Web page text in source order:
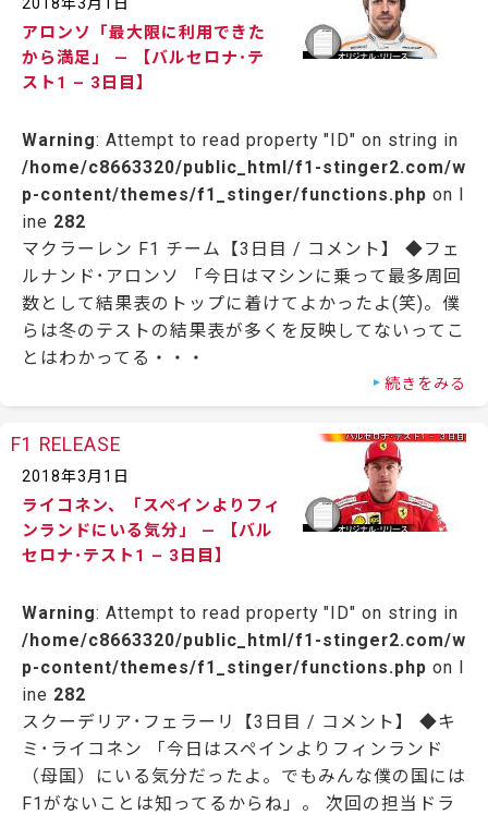
アロンソ「最大限に利用できた
から満足」 — 【バルセロナ･テ
スト1 – 3日目】
Warning: Attempt to read property "ID" on string in
/home/c8663320/public_html/f1-stinger2.com/w
p-content/themes/f1_stinger/functions.php on l
ine 282
マクラーレン F1 チーム【3日目 / コメント】 ◆フェ
ルナンド･アロンソ 「今日はマシンに乗って最多周回
数として結果表のトップに着けてよかったよ(笑)。僕
らは冬のテストの結果表が多くを反映してないってこ
とはわかってる・・・
続きをみる
F1 RELEASE
2018年3月1日
ライコネン、「スペインよりフィ
ンランドにいる気分」 — 【バル
セロナ･テスト1 – 3日目】
Warning: Attempt to read property "ID" on string in
/home/c8663320/public_html/f1-stinger2.com/w
p-content/themes/f1_stinger/functions.php on l
ine 282
スクーデリア･フェラーリ【3日目 / コメント】 ◆キ
ミ･ライコネン 「今日はスペインよりフィンランド
（母国）にいる気分だったよ。でもみんな僕の国には
F1がないことは知ってるからね」。 次回の担当ドラ